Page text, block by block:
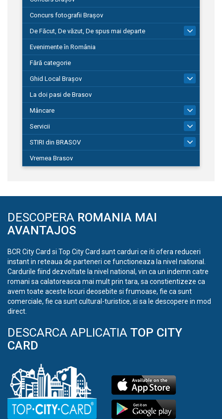
Concurs fotografii Brașov
De Făcut, De văzut, De spus mai departe
149
Evenimente în România
Fără categorie
Ghid Local Brașov
La doi pasi de Brasov
Mâncare
Servicii
STIRI din BRASOV
Vremea Brasov
DESCOPERA ROMANIA MAI
AVANTAJOS
BCR City Card si Top City Card sunt carduri ce iti ofera reduceri
instant in reteaua de parteneri ce functioneaza la nivel national.
Cardurile fiind dezvoltate la nivel national, vin ca un indemn catre
romani sa calatoreasca mai mult prin tara, sa constientizeze ca
avem toate aceste locuri deosebite si frumoase, fie ca sunt
comerciale, fie ca sunt cultural-turistice, si sa le descopere in mod
direct.
DESCARCA APLICATIA TOP CITY
CARD